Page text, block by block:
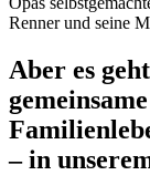
Renner und seine
Aber es
– in